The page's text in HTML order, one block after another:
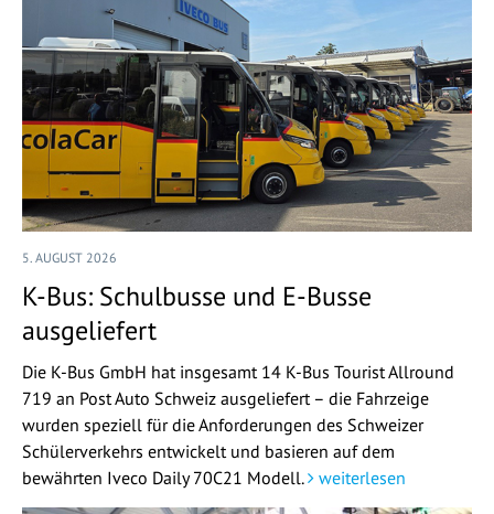
5. AUGUST 2026
K-Bus: Schulbusse und E-Busse
ausgeliefert
Die K-Bus GmbH hat insgesamt 14 K-Bus Tourist Allround
719 an Post Auto Schweiz ausgeliefert – die Fahrzeige
wurden speziell für die Anforderungen des Schweizer
Schülerverkehrs entwickelt und basieren auf dem
bewährten Iveco Daily 70C21 Modell.
weiterlesen